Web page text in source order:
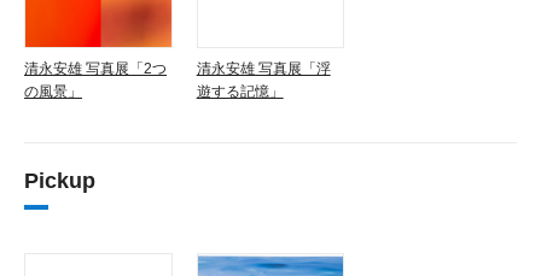
清永安雄 写真展「2つ
の風景」
清永安雄 写真展「浮
遊する記憶」
Pickup